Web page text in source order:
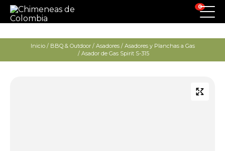
0
Inicio/ BBQ & Outdoor/ Asadores/ Asadores y Planchas a Gas
/ Asador de Gas Spirit S-315